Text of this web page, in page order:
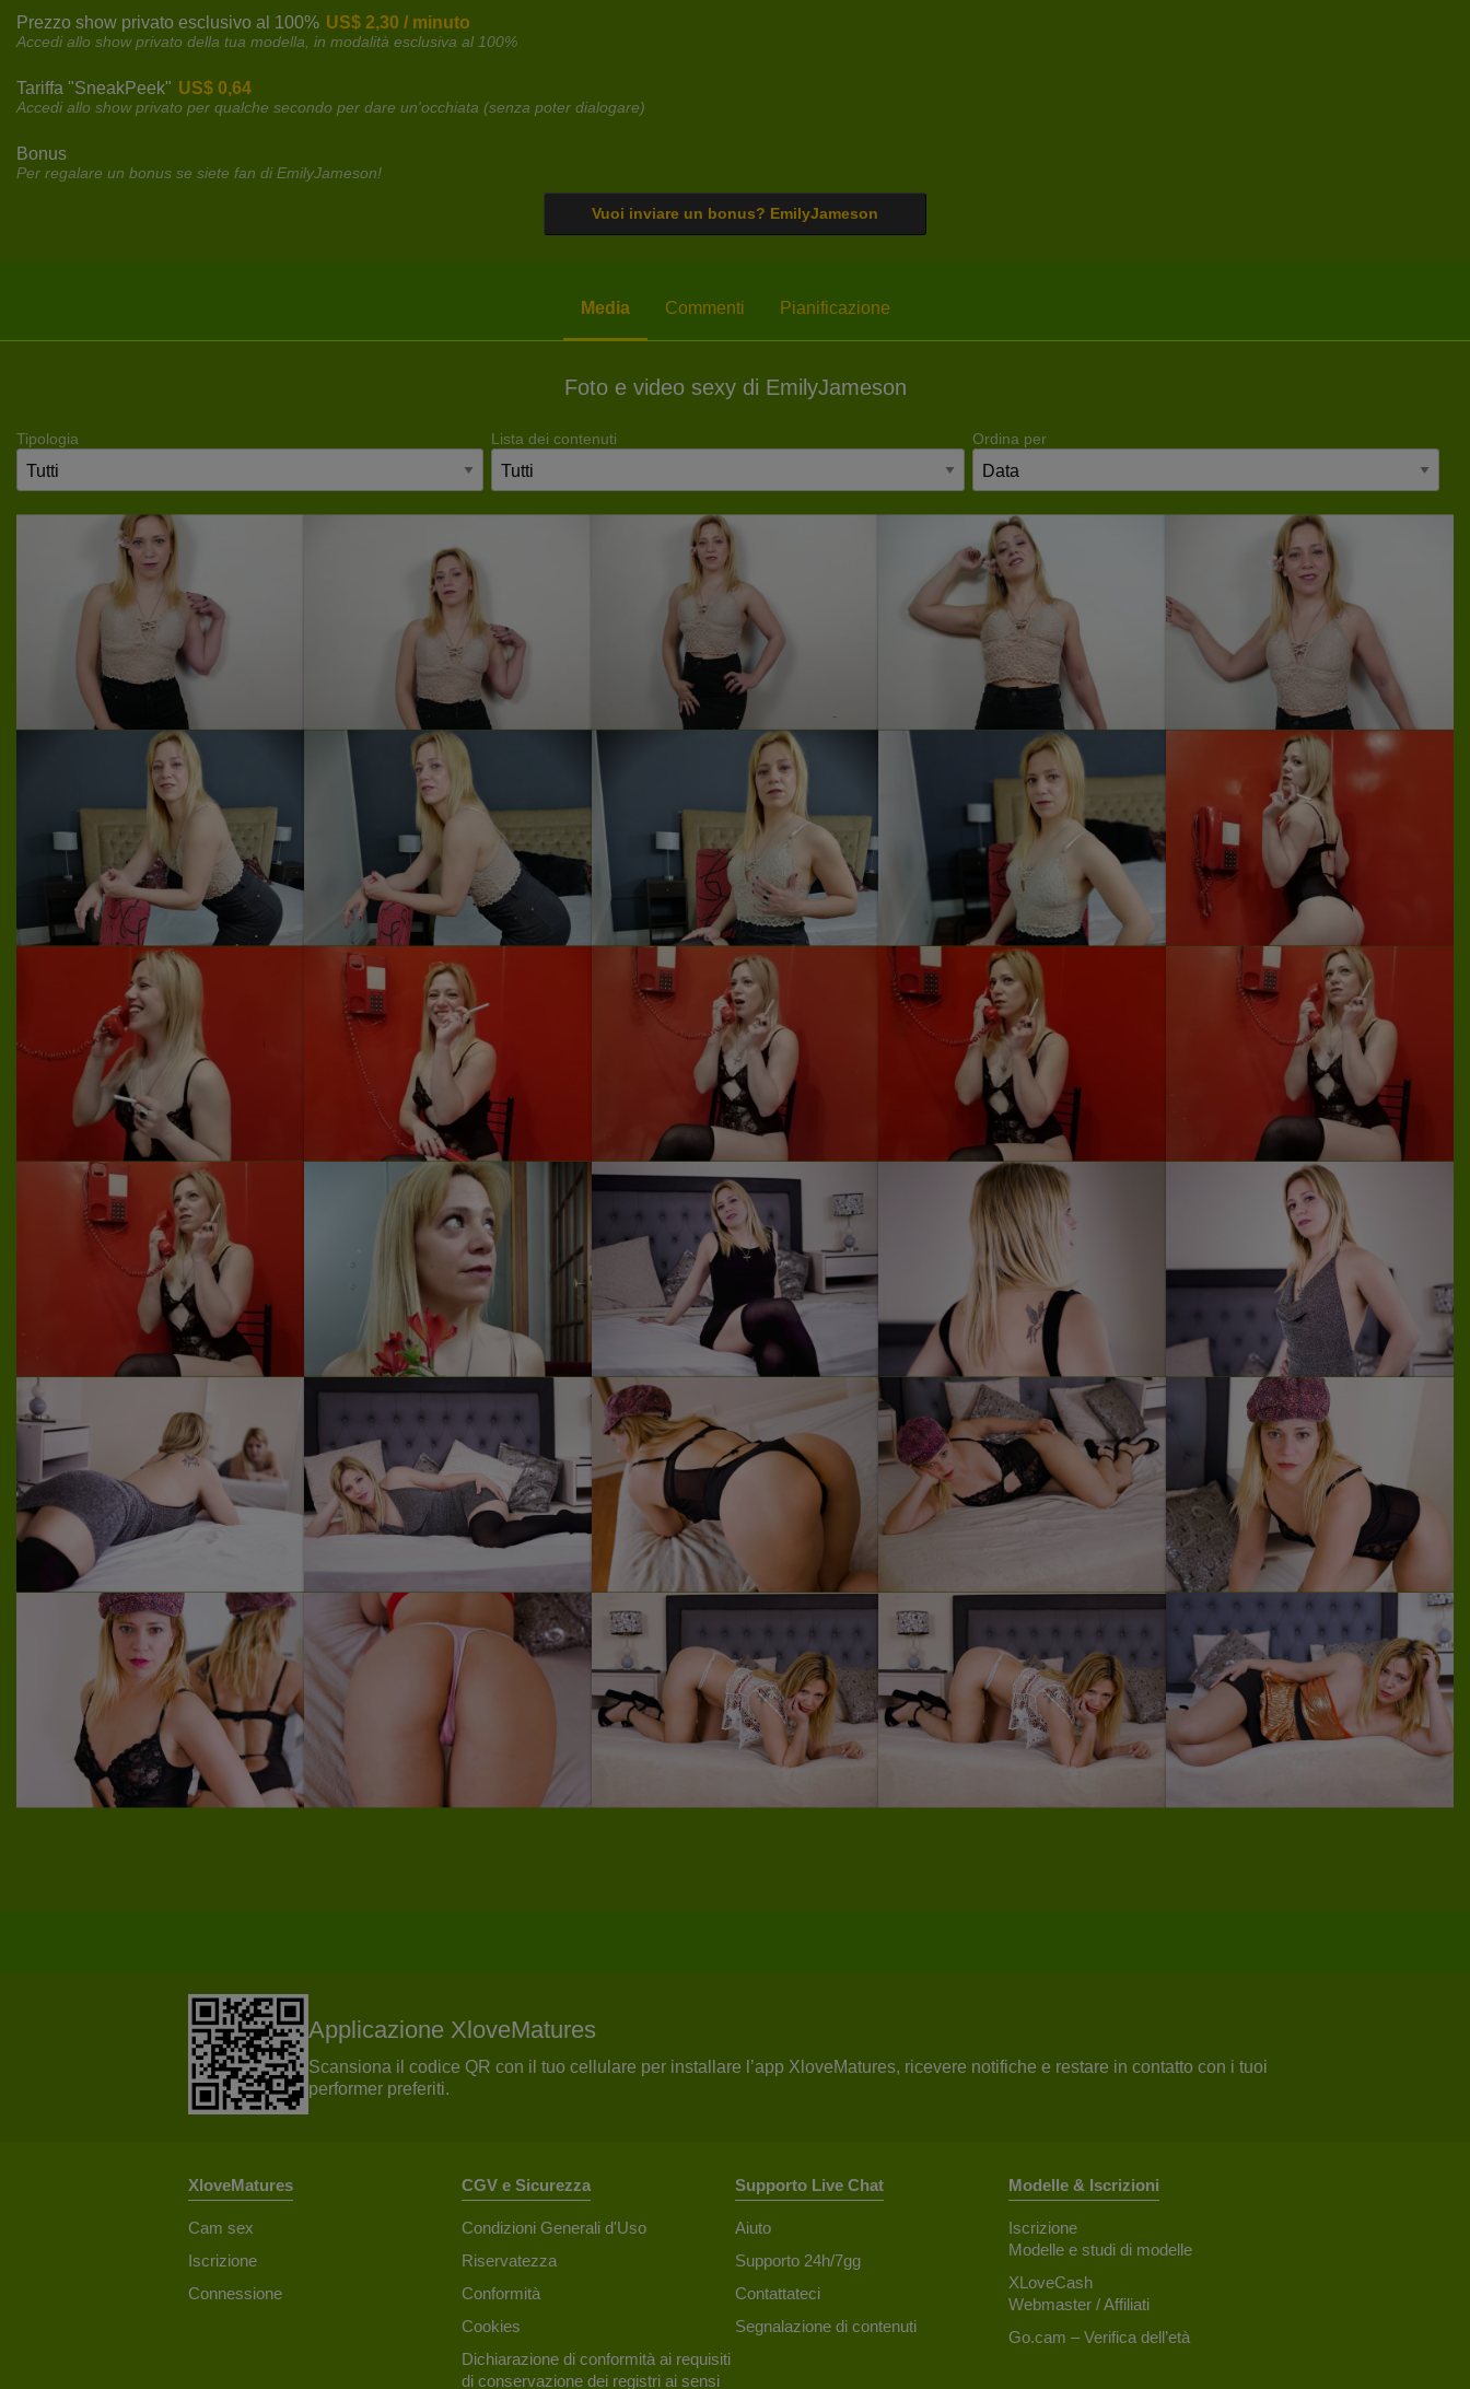
Prezzo show privato esclusivo al 100% US$ 2,30 / minuto
Accedi allo show privato della tua modella, in modalità esclusiva al 100%
Tariffa "SneakPeek" US$ 0,64
Accedi allo show privato per qualche secondo per dare un'occhiata (senza poter dialogare)
Bonus
Per regalare un bonus se siete fan di EmilyJameson!
Vuoi inviare un bonus? EmilyJameson
Media Commenti Pianificazione
Foto e video sexy di EmilyJameson
Tipologia Lista dei contenuti Ordina per
Applicazione XloveMatures
Scansiona il codice QR con il tuo cellulare per installare l’app XloveMatures, ricevere notifiche e restare in contatto con i tuoi
performer preferiti.
XloveMatures
Cam sex
Iscrizione
Connessione
CGV e Sicurezza
Condizioni Generali d'Uso
Riservatezza
Conformità
Cookies
Dichiarazione di conformità ai requisiti
di conservazione dei registri ai sensi
Supporto Live Chat
Aiuto
Supporto 24h/7gg
Contattateci
Segnalazione di contenuti
Modelle & Iscrizioni
Iscrizione
Modelle e studi di modelle
XLoveCash
Webmaster / Affiliati
Go.cam – Verifica dell’età